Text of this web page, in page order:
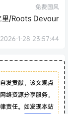
免费国风
里/Roots Devour
2026-1-28 23:57:44
发贡献，该文观点
络资源分享服务，
责任。如发现本站